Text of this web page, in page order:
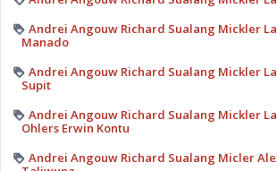
Andrei Angouw Richard Sualang Mickler
Manado
Andrei Angouw Richard Sualang Mickler
Supit
Andrei Angouw Richard Sualang Mickler
Ohlers Erwin Kontu
Andrei Angouw Richard Sualang Micler